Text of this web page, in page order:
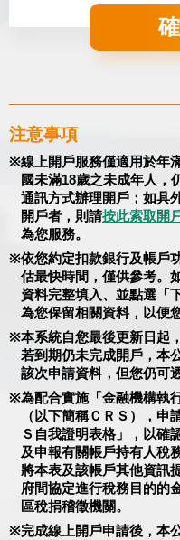
注意事項
線上開戶服務僅適用於年
國未滿18歲之未成年人，
通訊方式辦理開戶；如具
開戶者，則請按此索取開
為您服務。
依您約定扣款銀行及帳戶
估最快時間，僅供參考。
資料完整填入、並點選「
為您保留相關資料，以便
本系統自您最後更新日起
若到期仍未完成開戶，本
該次申請資料，但您仍可
為配合實施「金融機構執
（以下簡稱ＣＲＳ），申
Ｓ自我證明表格」，以確
及申報有關帳戶持有人稅
將本表及該帳戶其他資訊
府間協定進行稅務目的的
區稅捐稽徵機關。
完成線上開戶申請後，本